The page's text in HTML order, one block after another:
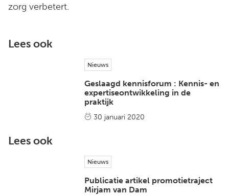
zorg verbetert.
Lees ook
Nieuws
Geslaagd kennisforum : Kennis- en
expertiseontwikkeling in de
praktijk
30 januari 2020
Lees ook
Nieuws
Publicatie artikel promotietraject
Mirjam van Dam